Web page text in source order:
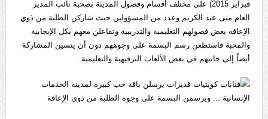
فبراير 2015) على مختلف أقسام وفصول المدينة بصحبة نائب المدير
العام منى عبد الكريم وعدد من المسؤولين حيث شاركن الطلبة من ذوي
الإعاقة بعض فصولهم التعليمية والتدريبية وتفاعلن معهم بكل الإيجابية
والمحبة فاستطعن رسم البسمة على وجوههم دون أن ينسين المشاركة
أيضاً إلى جانبهم في بعض الألعاب الترفيهية والتعليمية.